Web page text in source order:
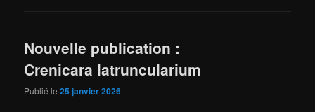
Nouvelle publication :
Crenicara latruncularium
Publié le25 janvier 2026